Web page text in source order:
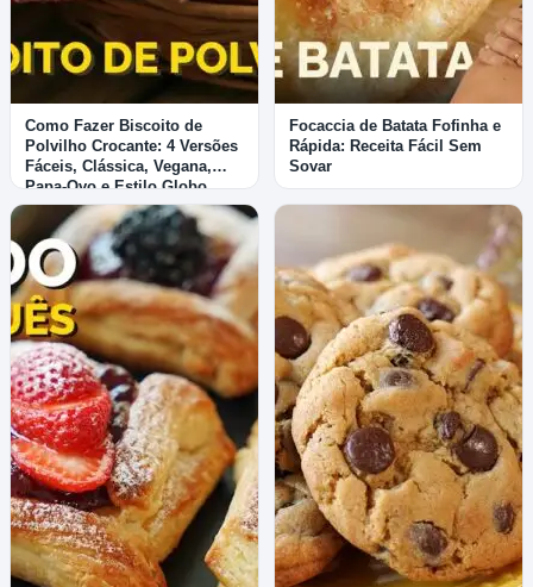
Como Fazer Biscoito de
Polvilho Crocante: 4 Versões
Fáceis, Clássica, Vegana,
Papa-Ovo e Estilo Globo
Focaccia de Batata Fofinha e
Rápida: Receita Fácil Sem
Sovar